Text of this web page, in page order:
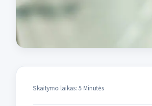
Skaitymo laikas: 5 Minutės